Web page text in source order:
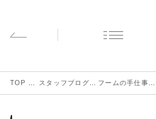
前の記事
TOP スタッフブログ フームの手仕事